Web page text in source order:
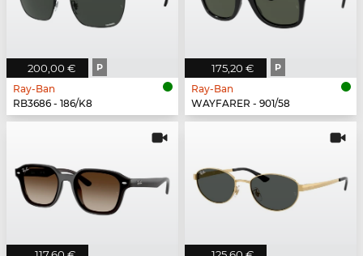
200,00 € P
Ray-Ban
RB3686 - 186/K8
175,20 € P
Ray-Ban
WAYFARER - 901/58